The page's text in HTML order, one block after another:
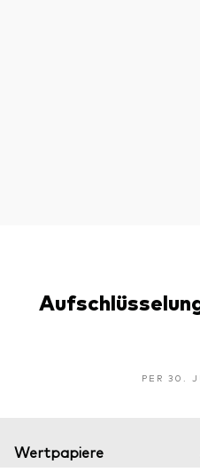
PER 30.
Wertpapiere